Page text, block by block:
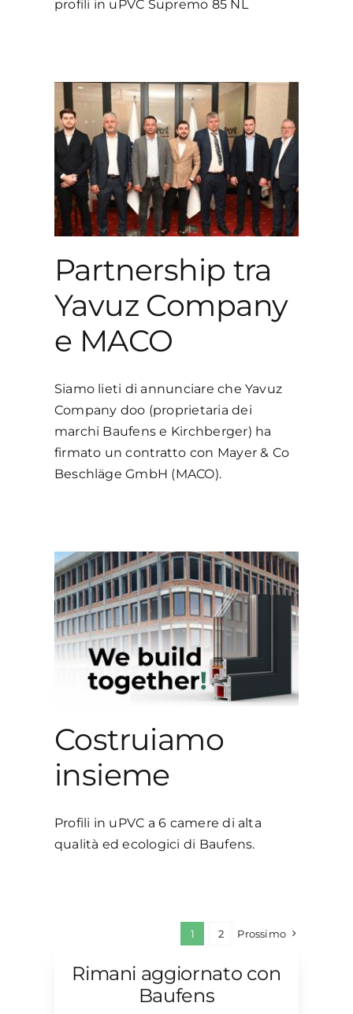
Rimani aggiornato con
Baufens
profili in uPVC Supremo 85 NL
Partnership tra
Yavuz Company
e MACO
Siamo lieti di annunciare che Yavuz
Company doo (proprietaria dei
marchi Baufens e Kirchberger) ha
firmato un contratto con Mayer & Co
Beschläge GmbH (MACO).
Costruiamo
insieme
Profili in uPVC a 6 camere di alta
qualità ed ecologici di Baufens.
1 2 Prossimo